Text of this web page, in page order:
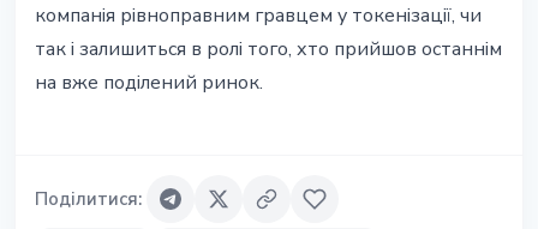
компанія рівноправним гравцем у токенізації, чи
так і залишиться в ролі того, хто прийшов останнім
на вже поділений ринок.
Поділитися: